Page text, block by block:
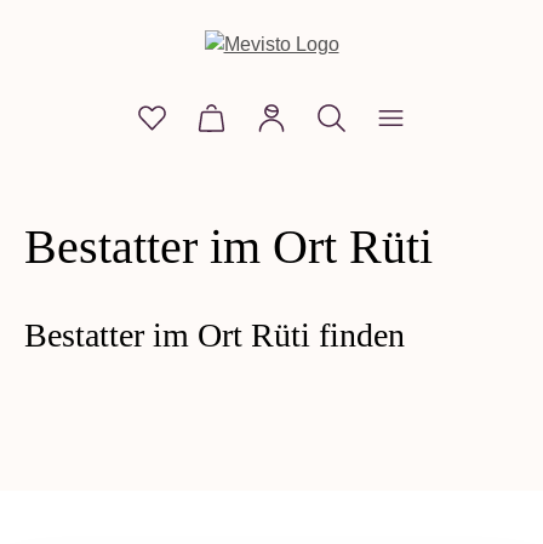
Du hast 0 Produkte auf dem Merkzettel
Warenkorb enthält 0 Positionen.
Bestatter im Ort Rüti
Bestatter im Ort Rüti finden